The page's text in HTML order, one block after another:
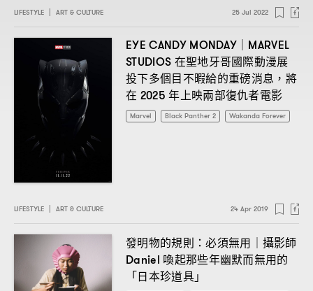
LIFESTYLE | ART & CULTURE 25 Jul 2022
EYE CANDY MONDAY｜MARVEL
STUDIOS 在聖地牙哥國際動漫展
投下多個目不暇給的重磅消息 ， 將
在 2025年上映兩部復仇者電影
Marvel Black Panther 2 Wakanda Forever
LIFESTYLE ART & CULTURE 24 Apr 2019
發明物的規則 ：必須無用 攝影師
Daniel 喚起那些年幽默而無用的
「日本珍道具」